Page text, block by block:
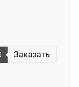
Заказать